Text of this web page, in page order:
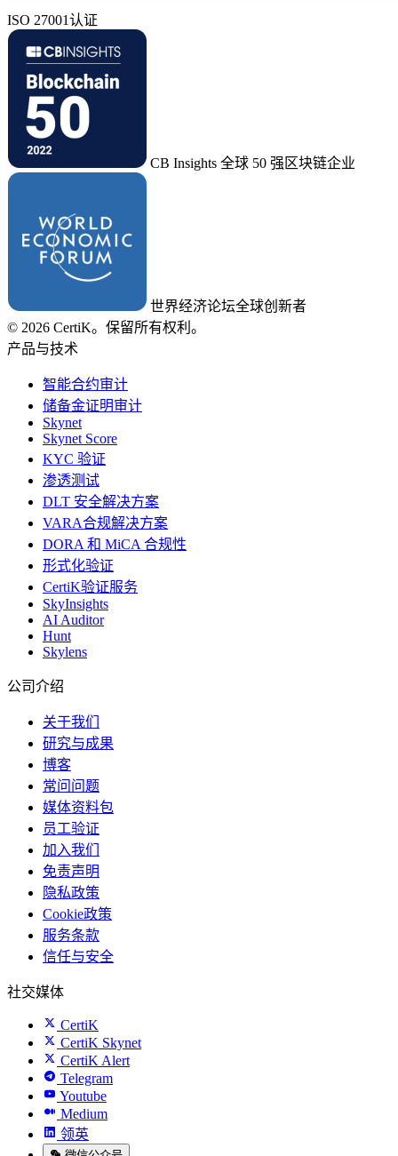
ISO 27001认证
CB Insights 全球 50 强区块链企业
世界经济论坛全球创新者
© 2026 CertiK。保留所有权利。
产品与技术
智能合约审计
储备金证明审计
Skynet
Skynet Score
KYC 验证
渗透测试
DLT 安全解决方案
VARA合规解决方案
DORA 和 MiCA 合规性
形式化验证
CertiK验证服务
SkyInsights
AI Auditor
Hunt
Skylens
公司介绍
关于我们
研究与成果
博客
常问问题
媒体资料包
员工验证
加入我们
免责声明
隐私政策
Cookie政策
服务条款
信任与安全
社交媒体
CertiK
CertiK Skynet
CertiK Alert
Telegram
Youtube
Medium
领英